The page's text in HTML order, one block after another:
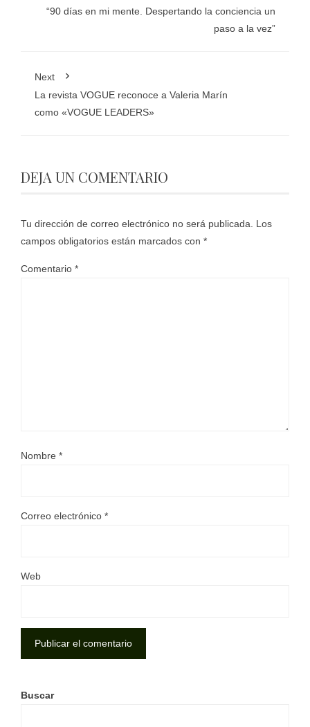
“90 días en mi mente. Despertando la conciencia un
paso a la vez”
Next
La revista VOGUE reconoce a Valeria Marín
como «VOGUE LEADERS»
DEJA UN COMENTARIO
Tu dirección de correo electrónico no será publicada.
Los
campos obligatorios están marcados con *
Comentario *
Nombre *
Correo electrónico *
Web
Buscar